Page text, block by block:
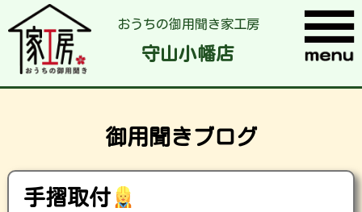
おうちの御用聞き家工房
守山小幡店
御用聞きブログ
手摺取付